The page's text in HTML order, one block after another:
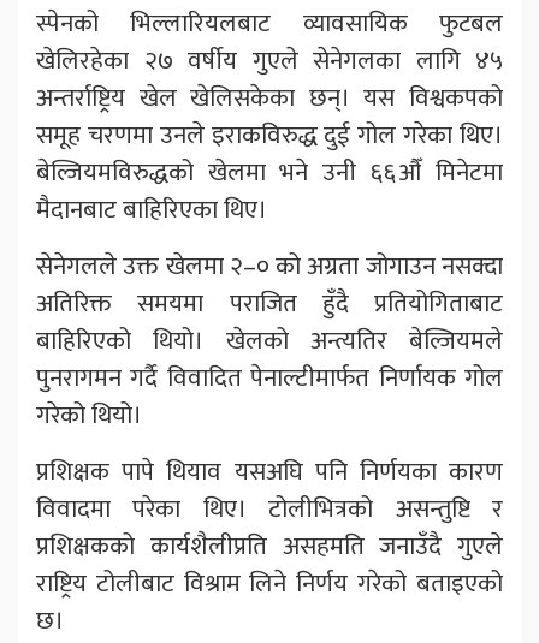
स्पेनको भिल्लारियलबाट व्यावसायिक फुटबल
खेलिरहेका २७ वर्षीय गुएले सेनेगलका लागि ४५
अन्तर्राष्ट्रिय खेल खेलिसकेका छन्। यस विश्वकपको
समूह चरणमा उनले इराकविरुद्ध दुई गोल गरेका थिए।
बेल्जियमविरुद्धको खेलमा भने उनी ६६औँ मिनेटमा
मैदानबाट बाहिरिएका थिए।
सेनेगलले उक्त खेलमा २–० को अग्रता जोगाउन नसक्दा
अतिरिक्त समयमा पराजित हुँदै प्रतियोगिताबाट
बाहिरिएको थियो। खेलको अन्त्यतिर बेल्जियमले
पुनरागमन गर्दै विवादित पेनाल्टीमार्फत निर्णायक गोल
गरेको थियो।
प्रशिक्षक पापे थियाव यसअघि पनि निर्णयका कारण
विवादमा परेका थिए। टोलीभित्रको असन्तुष्टि र
प्रशिक्षकको कार्यशैलीप्रति असहमति जनाउँदै गुएले
राष्ट्रिय टोलीबाट विश्राम लिने निर्णय गरेको बताइएको
छ।